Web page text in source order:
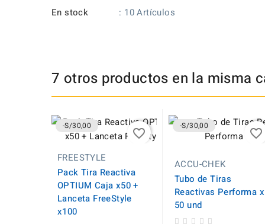
En stock : 10 Artículos
7 otros productos en la misma
-S/30,00
favorite_border
FREESTYLE
Pack Tira Reactiva
OPTIUM Caja x50 +
Lanceta FreeStyle
x100
-S/30,00
favorite_border
ACCU-CHEK
Tubo de Tiras
Reactivas Performa x
50 und